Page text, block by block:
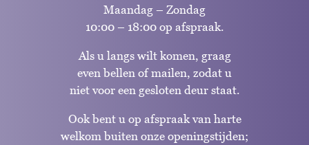
Maandag – Zondag
10:00 – 18:00 op afspraak.
Als u langs wilt komen, graag
even bellen of mailen, zodat u
niet voor een gesloten deur staat.
Ook bent u op afspraak van harte
welkom buiten onze openingstijden;